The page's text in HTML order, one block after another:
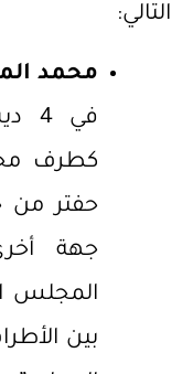
التالي:
محمد
في
كطرف
حفتر من
جهة
المجلس
بين